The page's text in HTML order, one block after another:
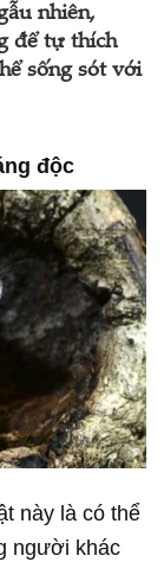
nhiên,
để tự thích
sống sót với
độc
này là có thể
người khác